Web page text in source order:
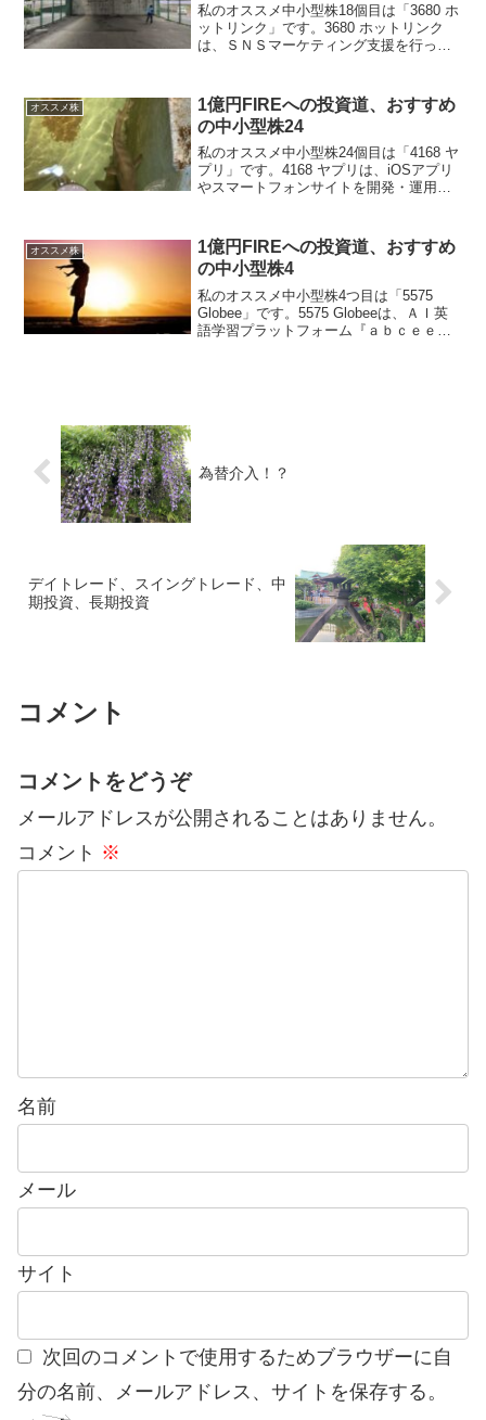
私のオススメ中小型株18個目は「3680 ホ
ットリンク」です。3680 ホットリンク
は、ＳＮＳマーケティング支援を行って
返しております。今後の爆上げに備え、
調整している...
オススメ株
1億円FIREへの投資道、おすすめ
の中小型株24
私のオススメ中小型株24個目は「4168 ヤ
プリ」です。4168 ヤプリは、iOSアプリ
やスマートフォンサイトを開発・運用・
上高は約2倍、2023年には赤字から黒字
に...
オススメ株
1億円FIREへの投資道、おすすめ
の中小型株4
私のオススメ中小型株4つ目は「5575
Globee」です。5575 Globeeは、ＡＩ英
語学習プラットフォーム『ａｂｃｅｅ
為替介入！？
デイトレード、スイングトレード、中
期投資、長期投資
コメント
コメントをどうぞ
メールアドレスが公開されることはありません。
コメント ※
名前
メール
サイト
次回のコメントで使用するためブラウザーに自
分の名前、メールアドレス、サイトを保存する。